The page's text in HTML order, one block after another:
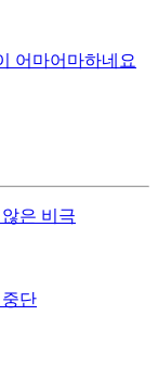
어마어마하네요
은 비극
단